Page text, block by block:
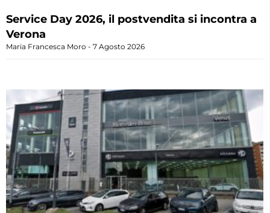
Service Day 2026, il postvendita si incontra a
Verona
Maria Francesca Moro 7 Agosto 2026